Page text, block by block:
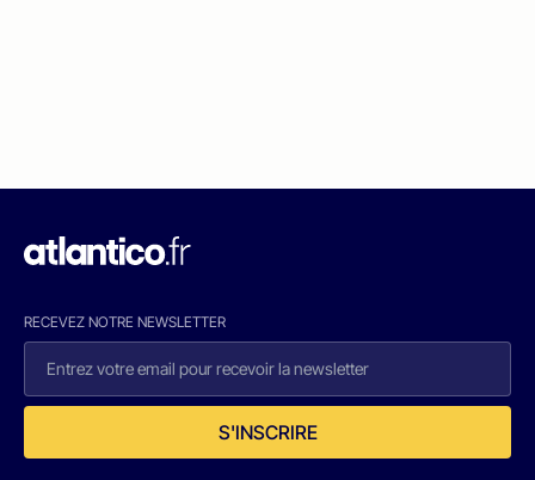
RECEVEZ NOTRE NEWSLETTER
S'INSCRIRE